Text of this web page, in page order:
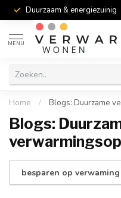
Duurzaam & energiezuinig
MENU
Home / Blogs: Duurzame
Blogs:
besparen op verwaming